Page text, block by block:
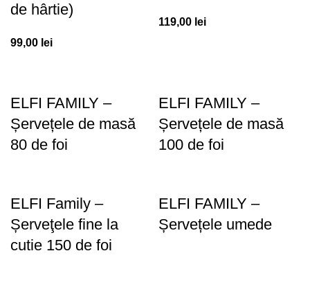
de hârtie)
99,00 lei
119,00 lei
ELFI FAMILY –
Șervețele de masă
80 de foi
ELFI FAMILY –
Șervețele de masă
100 de foi
ELFI Family –
Șerveţele fine la
cutie 150 de foi
ELFI FAMILY –
Șervețele umede